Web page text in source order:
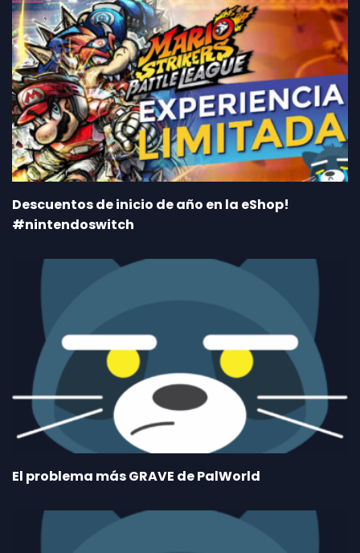
Descuentos de inicio de año en la eShop!
#nintendoswitch
El problema más GRAVE de PalWorld